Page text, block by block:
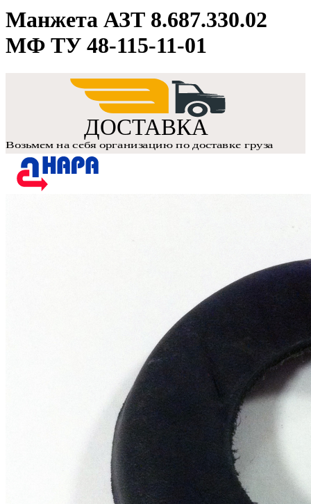
Манжета АЗТ 8.687.330.02
МФ ТУ 48-115-11-01